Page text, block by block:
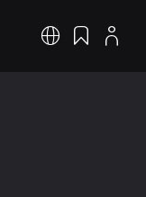
РусскийЗакладки